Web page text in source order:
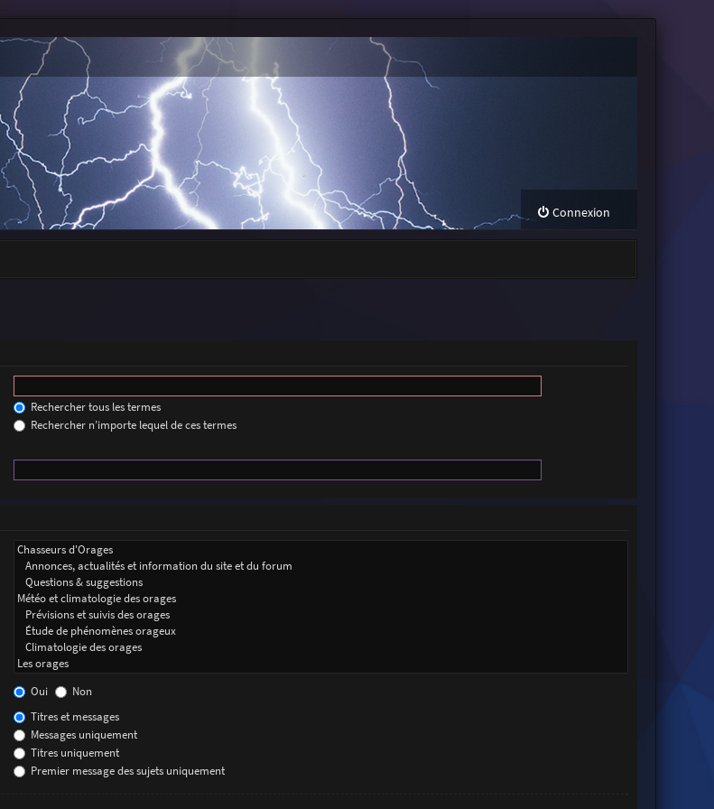
Connexion
Rechercher tous les termes
Rechercher n’importe lequel de ces termes
Oui
Non
Titres et messages
Messages uniquement
Titres uniquement
Premier message des sujets uniquement